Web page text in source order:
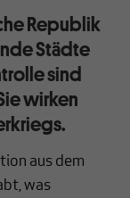
Republik
Städte
sind
wirken
aus dem
was